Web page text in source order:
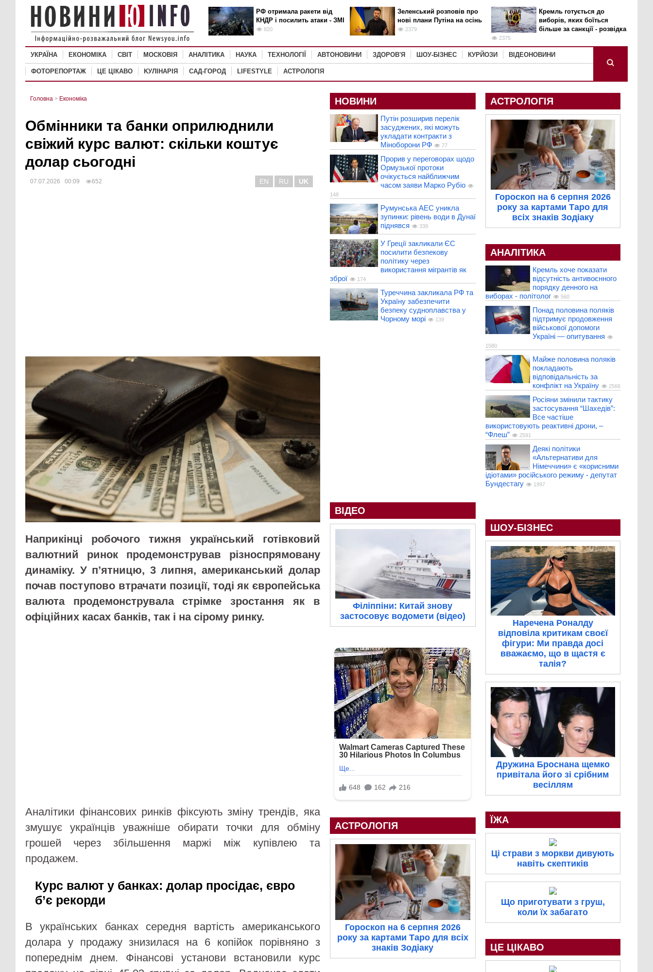
РФ отримала ракети від
КНДР і посилить атаки - ЗМІ
820
Зеленський розповів про
нові плани Путіна на осінь
2379
Кремль готується до
виборів, яких боїться
більше за санкції - розвідка
2375
УКРАЇНА ЕКОНОМІКА СВІТ MОСКОВІЯ АНАЛІТИКА НАУКА ТЕХНОЛОГІЇ АВТОНОВИНИ ЗДОРОВ'Я ШОУ-БІЗНЕС КУРЙОЗИ ВІДЕОНОВИНИ
ФОТОРЕПОРТАЖ ЦЕ ЦІКАВО KУЛІНАРІЯ САД-ГОРОД LIFESTYLE АСТРОЛОГІЯ
Головна > Економіка
Обмінники та банки оприлюднили
свіжий курс валют: скільки коштує
долар сьогодні
07.07.2026 00:09 652 EN RU UK
Наприкінці робочого тижня український готівковий
валютний ринок продемонстрував різноспрямовану
динаміку. У п’ятницю, 3 липня, американський долар
почав поступово втрачати позиції, тоді як європейська
валюта продемонструвала стрімке зростання як в
офіційних касах банків, так і на сірому ринку.
Аналітики фінансових ринків фіксують зміну трендів, яка
змушує українців уважніше обирати точки для обміну
грошей через збільшення маржі між купівлею та
продажем.
Курс валют у банках: долар просідає, євро
б’є рекорди
В українських банках середня вартість американського
долара у продажу знизилася на 6 копійок порівняно з
попереднім днем. Фінансові установи встановили курс
НОВИНИ
Путін розширив перелік
засуджених, які можуть
укладати контракти з
Міноборони РФ
77
Прорив у переговорах щодо
Ормузької протоки
очікується найближчим
часом заяви Марко Рубіо
148
Румунська АЕС уникла
зупинки: рівень води в Дунаї
піднявся
339
У Греції закликали ЄС
посилити безпекову
політику через
використання мігрантів як
зброї
174
Туреччина закликала РФ та
Україну забезпечити
безпеку судноплавства у
Чорному морі
139
ВІДЕО
Філіппіни: Китай знову
застосовує водомети (відео)
АСТРОЛОГІЯ
Гороскоп на 6 серпня 2026
року за картами Таро для всіх
знаків Зодіаку
АСТРОЛОГІЯ
Гороскоп на 6 серпня 2026
року за картами Таро для
всіх знаків Зодіаку
АНАЛІТИКА
Кремль хоче показати
відсутність антивоєнного
порядку денного на
виборах - політолог
560
Понад половина поляків
підтримує продовження
військової допомоги
Україні — опитування
1580
Майже половина поляків
покладають
відповідальність за
конфлікт на Україну
2566
Росіяни змінили тактику
застосування “Шахедів”:
Все частіше
використовують реактивні дрони, –
“Флеш”
2591
Деякі політики
«Альтернативи для
Німеччини» є «корисними
ідіотами» російського режиму - депутат
Бундестагу
1997
ШОУ-БІЗНЕС
Наречена Роналду
відповіла критикам своєї
фігури: Ми правда досі
вважаємо, що в щастя є
талія?
Дружина Броснана щемко
привітала його зі срібним
весіллям
ЇЖА
Ці страви з моркви дивують
навіть скептиків
Що приготувати з груш,
коли їх забагато
ЦЕ ЦІКАВО